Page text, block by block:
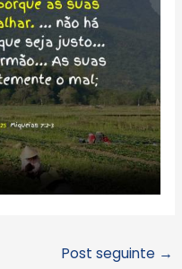
Post seguinte →